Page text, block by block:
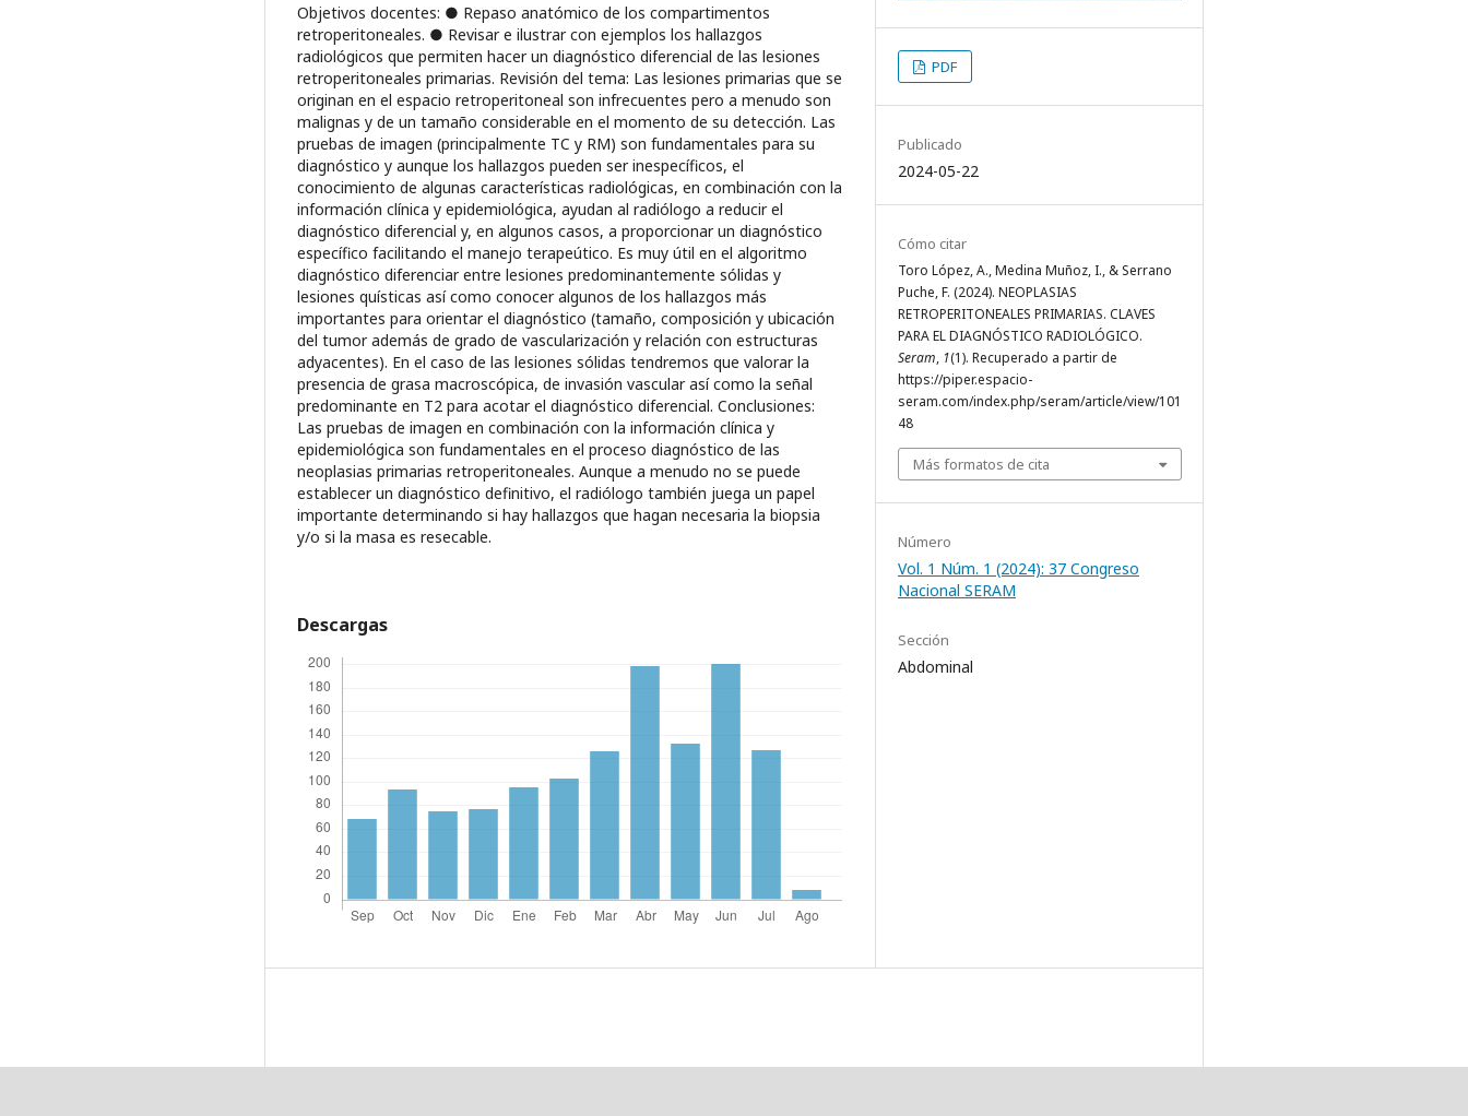
Objetivos docentes: ● Repaso anatómico de los compartimentos
retroperitoneales. ● Revisar e ilustrar con ejemplos los hallazgos
radiológicos que permiten hacer un diagnóstico diferencial de las lesiones
retroperitoneales primarias. Revisión del tema: Las lesiones primarias que se
originan en el espacio retroperitoneal son infrecuentes pero a menudo son
malignas y de un tamaño considerable en el momento de su detección. Las
pruebas de imagen (principalmente TC y RM) son fundamentales para su
diagnóstico y aunque los hallazgos pueden ser inespecíficos, el
conocimiento de algunas características radiológicas, en combinación con la
información clínica y epidemiológica, ayudan al radiólogo a reducir el
diagnóstico diferencial y, en algunos casos, a proporcionar un diagnóstico
específico facilitando el manejo terapeútico. Es muy útil en el algoritmo
diagnóstico diferenciar entre lesiones predominantemente sólidas y
lesiones quísticas así como conocer algunos de los hallazgos más
importantes para orientar el diagnóstico (tamaño, composición y ubicación
del tumor además de grado de vascularización y relación con estructuras
adyacentes). En el caso de las lesiones sólidas tendremos que valorar la
presencia de grasa macroscópica, de invasión vascular así como la señal
predominante en T2 para acotar el diagnóstico diferencial. Conclusiones:
Las pruebas de imagen en combinación con la información clínica y
epidemiológica son fundamentales en el proceso diagnóstico de las
neoplasias primarias retroperitoneales. Aunque a menudo no se puede
establecer un diagnóstico definitivo, el radiólogo también juega un papel
importante determinando si hay hallazgos que hagan necesaria la biopsia
y/o si la masa es resecable.
Descargas
PDF
Publicado
2024-05-22
Cómo citar
Toro López, A., Medina Muñoz, I., & Serrano
Puche, F. (2024). NEOPLASIAS
RETROPERITONEALES PRIMARIAS. CLAVES
PARA EL DIAGNÓSTICO RADIOLÓGICO.
Seram, 1(1). Recuperado a partir de
https://piper.espacio-
seram.com/index.php/seram/article/view/101
48
Más formatos de cita
Número
Vol. 1 Núm. 1 (2024): 37 Congreso
Nacional SERAM
Sección
Abdominal